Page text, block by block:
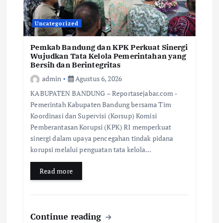
Uncategorized
Pemkab Bandung dan KPK Perkuat Sinergi
Wujudkan Tata Kelola Pemerintahan yang
Bersih dan Berintegritas
admin
Agustus 6, 2026
KABUPATEN BANDUNG – Reportasejabar.com -
Pemerintah Kabupaten Bandung bersama Tim
Koordinasi dan Supervisi (Korsup) Komisi
Pemberantasan Korupsi (KPK) RI memperkuat
sinergi dalam upaya pencegahan tindak pidana
korupsi melalui penguatan tata kelola…
Read more
Continue reading